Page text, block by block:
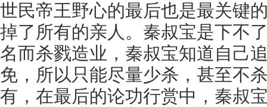
世民帝王野心的最后也是最关键
掉了所有的亲人。秦叔宝是下不
名而杀戮造业，秦叔宝知道自己
免，所以只能尽量少杀，甚至不
有，在最后的论功行赏中，秦叔